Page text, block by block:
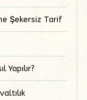
Şekersiz Tarif
Yapılır?